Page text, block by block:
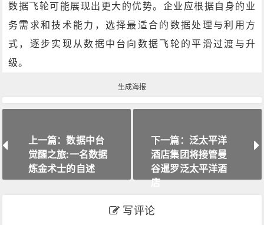
数据飞轮可能展现出更大的优势。企业应根据自身的业
务需求和技术能力，选择最适合的数据处理与利用方
式，逐步实现从数据中台向数据飞轮的平滑过渡与升
级。
生成海报
上一篇：数据中台
觉醒之旅:一名数据
炼金术士的自述
下一篇：泛太平洋
酒店集团将接管曼
谷暹罗泛太平洋酒
店
写评论